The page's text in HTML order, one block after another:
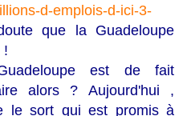
d-emplois-d-ici-3-
que la Guadeloupe
!
est de fait
alors ? Aujourd'hui ,
le sort qui est promis à